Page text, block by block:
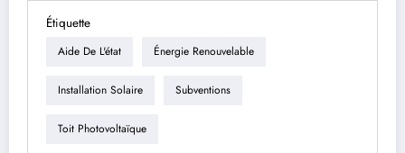
Étiquette
Aide De L'état Énergie Renouvelable
Installation Solaire Subventions
Toit Photovoltaïque